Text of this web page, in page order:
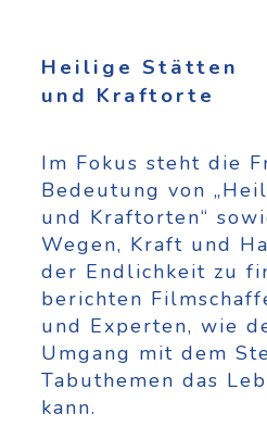
Heilige Stätten
und Kraftorte
Im Fokus steht die
Bedeutung von
und Kraftorten“
Wegen, Kraft und
der Endlichkeit zu
berichten
und Experten, wie
Umgang mit dem
Tabuthemen das
kann.